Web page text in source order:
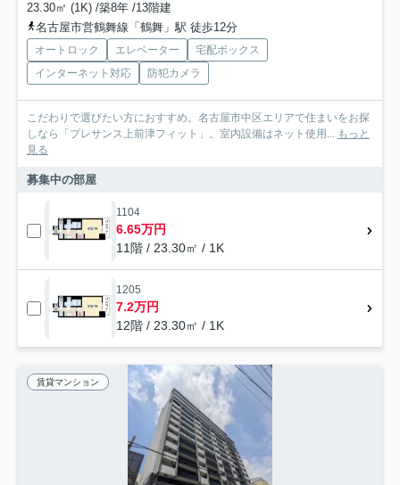
23.30㎡ (1K) /築8年 /13階建
名古屋市営鶴舞線「鶴舞」駅 徒歩12分
オートロック エレベーター
宅配ボックス
インターネット対応
防犯カメラ
こだわりで選びたい方におすすめ。名古屋市中区エリアで住まいをお探
しなら「プレサンス上前津フィット」。室内設備はネット使用... もっと
見る
募集中の部屋
1104
6.65万円
11階 / 23.30㎡ / 1K
1205
7.2万円
12階 / 23.30㎡ / 1K
賃貸マンション